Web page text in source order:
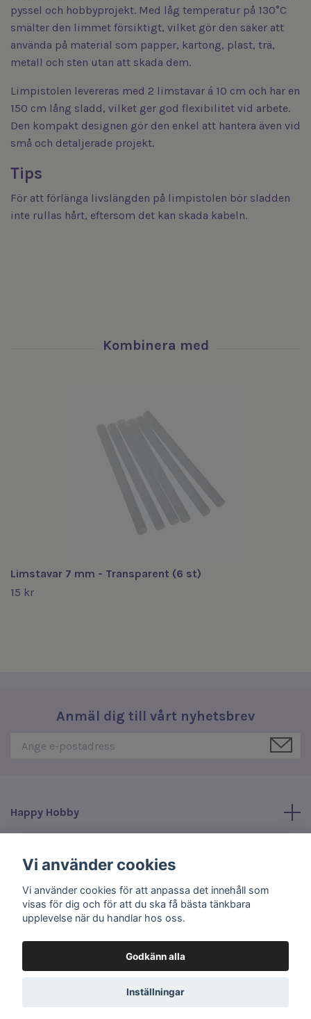
pyssel och hobbyprojekt. Med låg temperatur på 130°C
smälter den limmet försiktigt, vilket gör den säker att
använda på material som papper, kartong, plast, trä,
metall och sten utan att skada dem.
Limpistolen levereras med 2 limstavar á 10 cm och har en
150 cm lång sladd, vilket ger god flexibilitet vid arbete.
Den kompakt designen gör den enkel att hantera även vid
små och detaljerade projekt.
Tips
För att förlänga livslängden på limpistolen bör sladden
inte rullas hårt, eftersom det kan skada kabeln.
Limstavar 7 mm - Transparent (6 st)
15 kr
Anmäl dig till vårt nyhetsbrev
Happy Hobby
Sociala medier
© 2026 Happy Hobby
Vi använder cookies
Vi använder cookies för att anpassa det innehåll som
visas för dig och för att du ska få bästa tänkbara
upplevelse när du handlar hos oss.
Godkänn alla
Inställningar